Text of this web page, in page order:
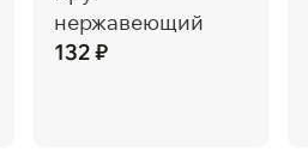
нержавеющий
132₽